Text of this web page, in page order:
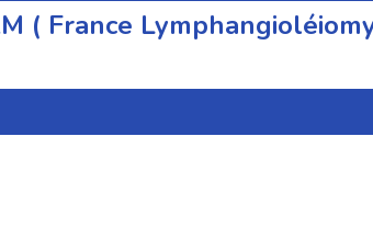
( France